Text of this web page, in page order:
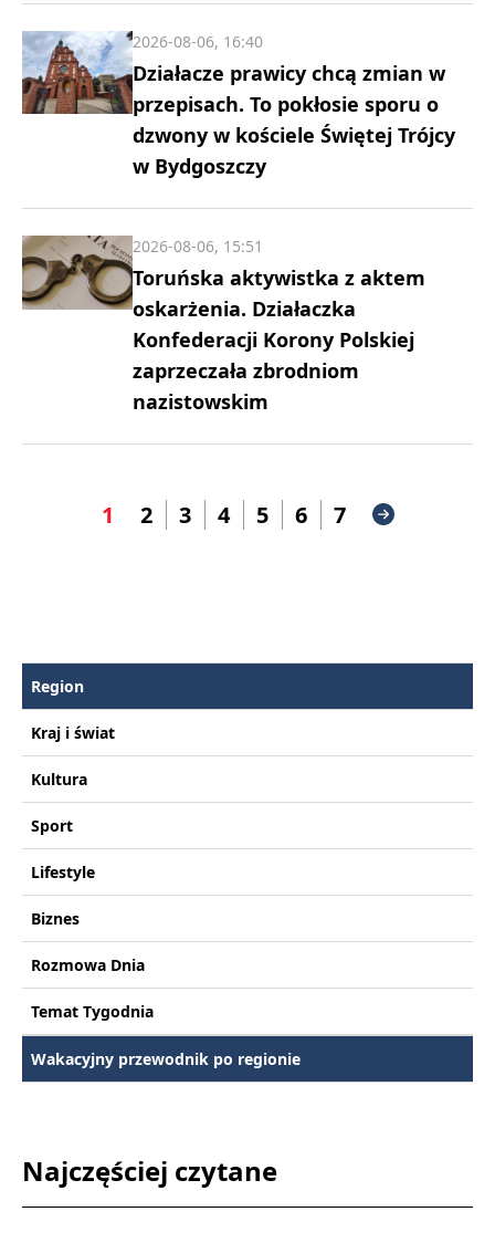
Działacze prawicy chcą zmian w
przepisach. To pokłosie sporu o
dzwony w kościele Świętej Trójcy
w Bydgoszczy
2026-08-06, 16:40
Toruńska aktywistka z aktem
oskarżenia. Działaczka
Konfederacji Korony Polskiej
zaprzeczała zbrodniom
nazistowskim
2026-08-06, 15:51
1 2 3 4 5 6 7
Region
Kraj i świat
Kultura
Sport
Lifestyle
Biznes
Rozmowa Dnia
Temat Tygodnia
Wakacyjny przewodnik po regionie
Najczęściej czytane